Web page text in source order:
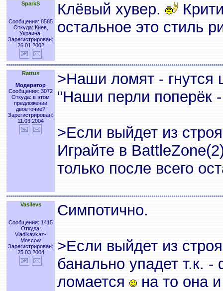
SparkS
Сообщения: 8585
Откуда: Киев,
Украина.
Зарегистрирован:
26.01.2002
Клёвый хувер.
остальное это стиль
Rattus
Модератор
Сообщения: 3072
Откуда: в этом
предложении
двоеточие?
Зарегистрирован:
11.03.2004
>Наши ломят - гнутся
"Наши перли поперёк
>Если выйдет из
Играйте в
только после всего
Vasilevs
Сообщения: 1415
Откуда:
Vladikavkaz-
Moscow
Зарегистрирован:
25.03.2004
Симпотично.
>Если выйдет из
банально упадет т.к. -
ломается
на то она